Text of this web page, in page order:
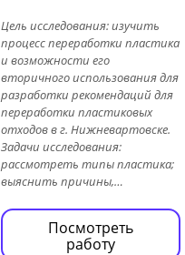
Цель исследования: изучить
процесс переработки пластика
и возможности его
вторичного использования для
разработки рекомендаций для
переработки пластиковых
отходов в г. Нижневартовске.
Задачи исследования:
рассмотреть типы пластика;
выяснить причины,…
Посмотреть
работу